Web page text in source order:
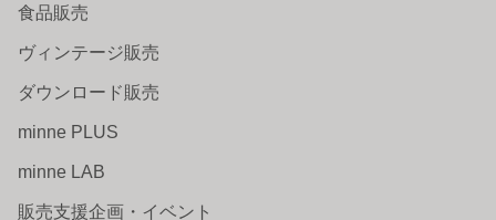
食品販売
ヴィンテージ販売
ダウンロード販売
minne PLUS
minne LAB
販売支援企画・イベント